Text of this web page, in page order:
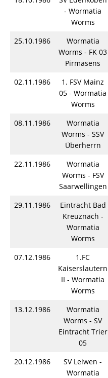
- Wormatia
Worms
25.10.1986
Wormatia
Worms - FK 03
Pirmasens
02.11.1986
1. FSV Mainz
05 - Wormatia
Worms
08.11.1986
Wormatia
Worms - SSV
Überherrn
22.11.1986
Wormatia
Worms - FSV
Saarwellingen
29.11.1986
Eintracht Bad
Kreuznach -
Wormatia
Worms
07.12.1986
1.FC
Kaiserslautern
II - Wormatia
Worms
13.12.1986
Wormatia
Worms - SV
Eintracht Trier
05
20.12.1986
SV Leiwen -
Wormatia